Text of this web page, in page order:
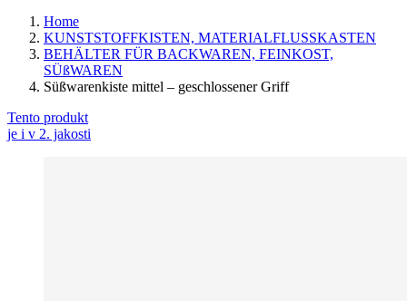
Home
KUNSTSTOFFKISTEN, MATERIALFLUSSKASTEN
BEHÄLTER FÜR BACKWAREN, FEINKOST,
SÜßWAREN
Süßwarenkiste mittel – geschlossener Griff
Tento produkt
je i v 2. jakosti